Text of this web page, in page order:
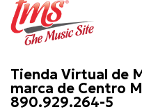
Tienda Virtual de
marca de Centro
890.929.264-5